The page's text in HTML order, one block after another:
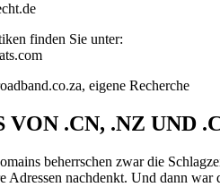
finden Sie unter:
eigene Recherche
VON .CN, .NZ UND
beherrschen zwar die
Adressen nachdenkt. Und dann